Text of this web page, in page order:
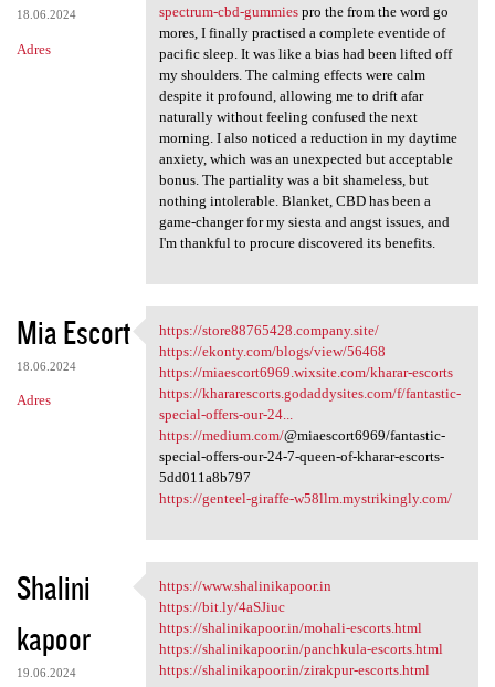
18.06.2024
Adres
spectrum-cbd-gummiespro the from the word go
mores, I finally practised a complete eventide of
pacific sleep. It was like a bias had been lifted off
my shoulders. The calming effects were calm
despite it profound, allowing me to drift afar
naturally without feeling confused the next
morning. I also noticed a reduction in my daytime
anxiety, which was an unexpected but acceptable
bonus. The partiality was a bit shameless, but
nothing intolerable. Blanket, CBD has been a
game-changer for my siesta and angst issues, and
I'm thankful to procure discovered its benefits.
Mia Escort
18.06.2024
Adres
https://store88765428.company
https://store88765428.company.site/
https://ekonty.com/blogs/view/56468
https://miaescort6969.wixsite.com/kharar-escorts
https://khararescorts.godaddysites.com/f/fantastic-
special-offers-our-24...
https://medium.com/@miaescort6969/fantastic-
special-offers-our-24-7-queen-of-kharar-escorts-
5dd011a8b797
https://genteel-giraffe-w58llm.mystrikingly.com/
Shalini
kapoor
19.06.2024
https://www.shalinikapoor.in
https://www.shalinikapoor.in
https://bit.ly/4aSJiuc
https://shalinikapoor.in/mohali-escorts.html
https://shalinikapoor.in/panchkula-escorts.html
https://shalinikapoor.in/zirakpur-escorts.html